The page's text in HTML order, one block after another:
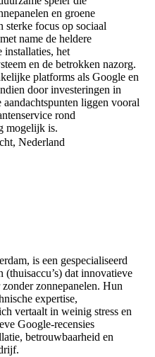
en groene
sterke focus op sociaal
name de heldere
installaties, het
en de betrokken nazorg.
platforms als Google en
door investeringen in
liggen vooral
rond
mogelijk is.
Nederland
is een gespecialiseerd
dat innovatieve
zonnepanelen. Hun
expertise,
vertaalt in weinig stress en
Google-recensies
betrouwbaarheid en